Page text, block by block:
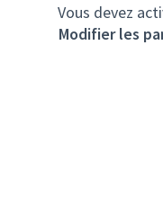
Vous devez
Modifier les